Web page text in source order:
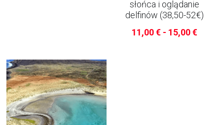
We Love Lanzarote
słońca i oglądanie
delfinów (38,50-52€)
11,00 € - 15,00 €